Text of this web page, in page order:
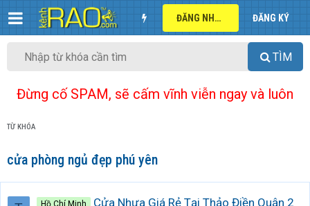
ĐĂNG NHẬP ĐĂNG KÝ
TÌM
Đừng cố SPAM, sẽ cấm vĩnh viễn ngay và luôn
TỪ KHÓA
cửa phòng ngủ đẹp phú yên
Hồ Chí Minh Cửa Nhựa Giá Rẻ Tại Thảo Điền Quận 2